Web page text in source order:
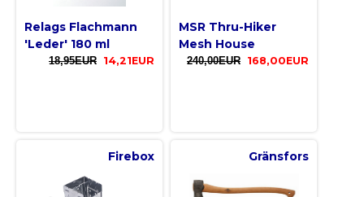
Relags Flachmann
'Leder' 180 ml
18,95EUR 14,21EUR
MSR Thru-Hiker
Mesh House
240,00EUR 168,00EUR
Firebox Gränsfors